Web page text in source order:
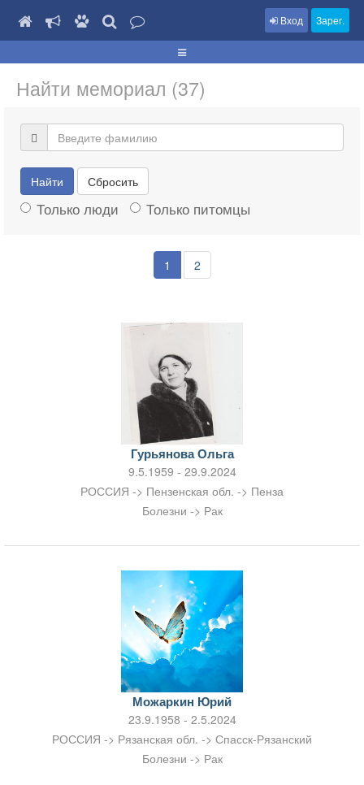
Вход Зарег.
Найти мемориал (37)
Найти Сбросить
Только люди Только питомцы
1 2
Гурьянова Ольга
9.5.1959 - 29.9.2024
РОССИЯ -> Пензенская обл. -> Пенза
Болезни -> Рак
Можаркин Юрий
23.9.1958 - 2.5.2024
РОССИЯ -> Рязанская обл. -> Спасск-Рязанский
Болезни -> Рак